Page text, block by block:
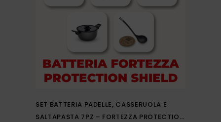
SET BATTERIA PADELLE, CASSERUOLA E
SALTAPASTA 7PZ – FORTEZZA PROTECTION